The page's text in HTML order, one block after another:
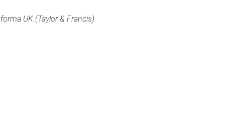
UK (Taylor & Francis)